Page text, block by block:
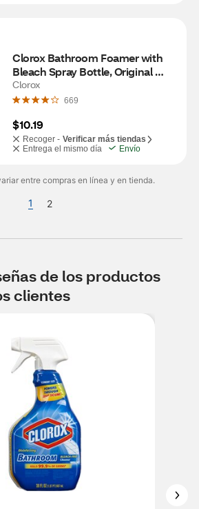
Clorox Bathroom Foamer with
Bleach Spray Bottle, Original
Scent, 30 oz
Clorox
669
$10.19
Recoger - Verificar más tiendas
Entrega el mismo día
Envío
entre compras en línea y en tienda.
1 2
de los productos
clientes